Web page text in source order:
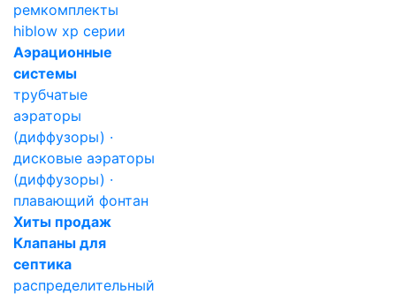
ремкомплекты
hiblow xp серии
Аэрационные
системы
трубчатые
аэраторы
(диффузоры) ·
дисковые аэраторы
(диффузоры) ·
плавающий фонтан
Хиты продаж
Клапаны для
септика
распределительный